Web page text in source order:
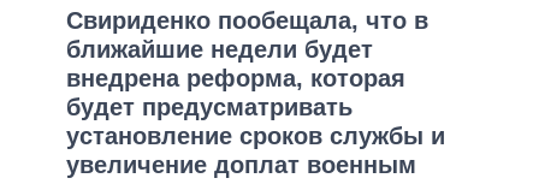
ДАЙДЖЕСТЫ
ВЕРХОВНАЯ РАДА
КАБИНЕТ МИНИСТРОВ
ГЛАВЫ ОБЛАДМИНИСТРАЦИЙ
МЭРЫ
ПОДДЕРЖАТЬ
СРАВНЕНИЕ ПОЛИТИКОВ
Свириденко пообещала, что в
ближайшие недели будет
внедрена реформа, которая
будет предусматривать
установление сроков службы и
увеличение доплат военным